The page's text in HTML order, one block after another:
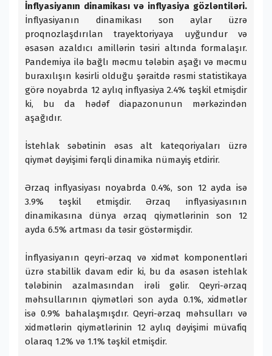
İnflyasiyanın dinamikası və inflyasiya gözləntiləri.
İnflyasiyanın dinamikası son aylar üzrə
proqnozlaşdırılan trayektoriyaya uyğundur və
əsasən azaldıcı amillərin təsiri altında formalaşır.
Pandemiya ilə bağlı məcmu tələbin aşağı və məcmu
buraxılışın kəsirli olduğu şəraitdə rəsmi statistikaya
görə noyabrda 12 aylıq inflyasiya 2.4% təşkil etmişdir
ki, bu da hədəf diapazonunun mərkəzindən
aşağıdır.
İstehlak səbətinin əsas alt kateqoriyaları üzrə
qiymət dəyişimi fərqli dinamika nümayiş etdirir.
Ərzaq inflyasiyası noyabrda 0.4%, son 12 ayda isə
3.9% təşkil etmişdir. Ərzaq inflyasiyasının
dinamikasına dünya ərzaq qiymətlərinin son 12
ayda 6.5% artması da təsir göstərmişdir.
İnflyasiyanın qeyri-ərzaq və xidmət komponentləri
üzrə stabillik davam edir ki, bu da əsasən istehlak
tələbinin azalmasından irəli gəlir. Qeyri-ərzaq
məhsullarının qiymətləri son ayda 0.1%, xidmətlər
isə 0.9% bahalaşmışdır. Qeyri-ərzaq məhsulları və
xidmətlərin qiymətlərinin 12 aylıq dəyişimi müvafiq
olaraq 1.2% və 1.1% təşkil etmişdir.